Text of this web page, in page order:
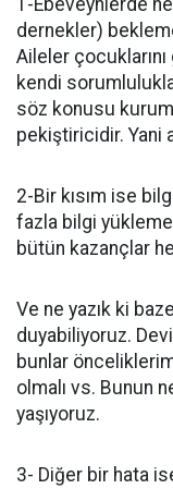
1-Ebeveynlerde
dernekler)
Aileler
kendi
söz konusu
pekiştiricidir. Yani
2-Bir kısım ise
fazla bilgi
bütün kazançlar
Ve ne yazık ki
duyabiliyoruz.
bunlar
olmalı vs. Bunun
yaşıyoruz.
3- Diğer bir hata